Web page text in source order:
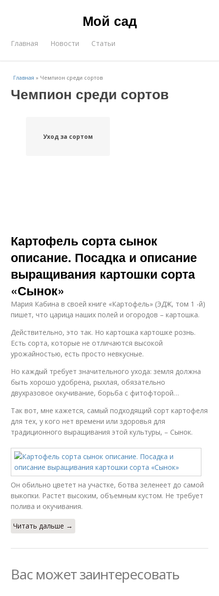
Мой сад
Главная Новости Статьи
Главная » Чемпион среди сортов
Чемпион среди сортов
Уход за сортом
Картофель сорта сынок
описание. Посадка и описание
выращивания картошки сорта
«Сынок»
Мария Кабина в своей книге «Картофель» (ЭДЖ, том 1 -й)
пишет, что царица наших полей и огородов – картошка.
Действительно, это так. Но картошка картошке рознь.
Есть сорта, которые не отличаются высокой
урожайностью, есть просто невкусные.
Но каждый требует значительного ухода: земля должна
быть хорошо удобрена, рыхлая, обязательно
двухразовое окучивание, борьба с фитофторой…
Так вот, мне кажется, самый подходящий сорт картофеля
для тех, у кого нет времени или здоровья для
традиционного выращивания этой культуры, – Сынок.
Он обильно цветет на участке, ботва зеленеет до самой
выкопки. Растет высоким, объемным кустом. Не требует
полива и окучивания.
Читать дальше →
Вас может заинтересовать